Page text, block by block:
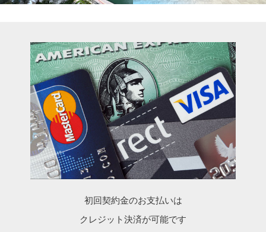
初回契約金のお支払いは
クレジット決済が可能です